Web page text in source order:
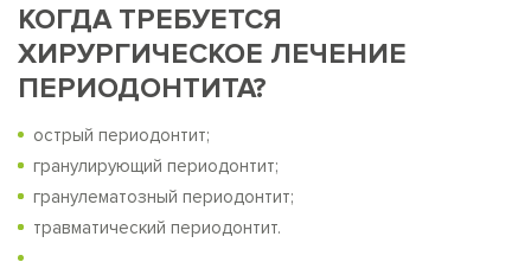
КОГДА ТРЕБУЕТСЯ
ХИРУРГИЧЕСКОЕ ЛЕЧЕНИЕ
ПЕРИОДОНТИТА?
острый периодонтит;
гранулирующий периодонтит;
гранулематозный периодонтит;
травматический периодонтит.